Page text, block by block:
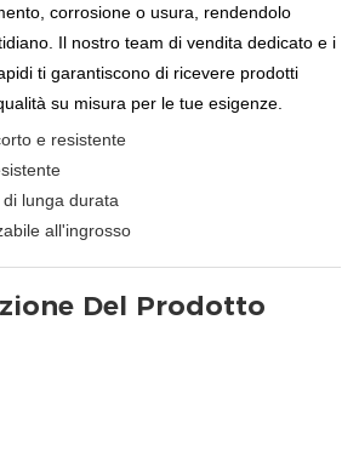
corrosione o usura, rendendolo
Il nostro team di vendita dedicato e i
ti garantiscono di ricevere prodotti
su misura per le tue esigenze.
e resistente
lunga durata
all'ingrosso
Del Prodotto